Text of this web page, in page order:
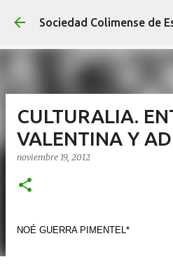
Ir al contenido
CULTURALIA.
VALENTINA Y
noviembre 19, 2012
NOÉ GUERRA PIMENTEL*